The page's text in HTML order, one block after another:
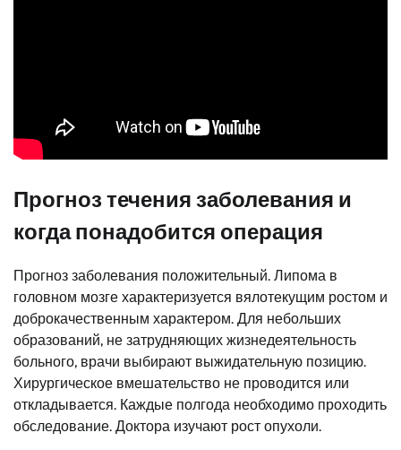
Прогноз течения заболевания и
когда понадобится операция
Прогноз заболевания положительный. Липома в
головном мозге характеризуется вялотекущим ростом и
доброкачественным характером. Для небольших
образований, не затрудняющих жизнедеятельность
больного, врачи выбирают выжидательную позицию.
Хирургическое вмешательство не проводится или
откладывается. Каждые полгода необходимо проходить
обследование. Доктора изучают рост опухоли.